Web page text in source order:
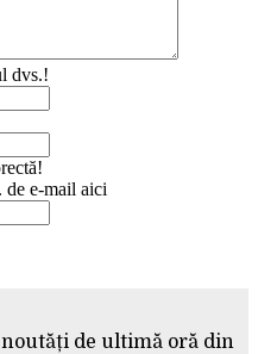
dvs.!
de e-mail aici
de ultimă oră din